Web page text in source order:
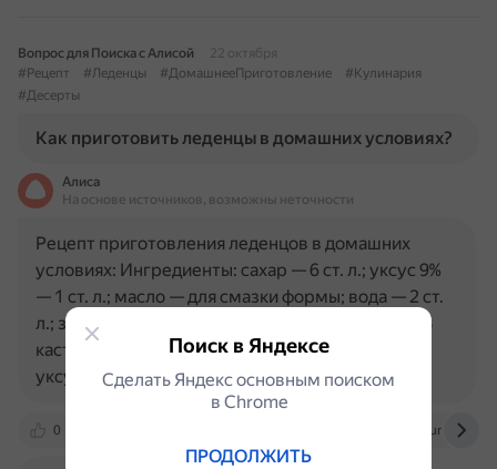
Вопрос для Поиска с Алисой
22 октября
#Рецепт
#Леденцы #ДомашнееПриготовление
#Кулинария
#Десерты
Как приготовить леденцы в домашних условиях?
Алиса
На основе источников, возможны неточности
0 menunedeli.ru
Рецепт приготовления леденцов в домашних
условиях: Ингредиенты: сахар — 6 ст. л.; уксус 9%
— 1 ст. л.; масло — для смазки формы; вода — 2 ст.
л.; зубочистки или палочки. Приготовление: 1. В
кастрюльку всыпьте сахар, добавьте воду с
уксусом и…
Поиск в Яндексе
Сделать Яндекс основным поиском
в Сhrome
ПРОДОЛЖИТЬ